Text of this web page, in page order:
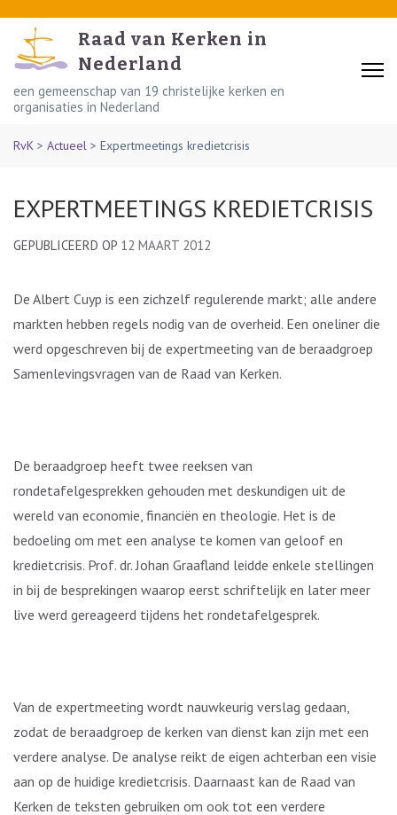
content
(Press
Enter)
Raad van Kerken in
Nederland
een gemeenschap van 19 christelijke kerken en
organisaties in Nederland
RvK > Actueel > Expertmeetings kredietcrisis
EXPERTMEETINGS KREDIETCRISIS
GEPUBLICEERD OP 12 MAART 2012
De Albert Cuyp is een zichzelf regulerende markt; alle andere
markten hebben regels nodig van de overheid. Een oneliner die
werd opgeschreven bij de expertmeeting van de beraadgroep
Samenlevingsvragen van de Raad van Kerken.
De beraadgroep heeft twee reeksen van
rondetafelgesprekken gehouden met deskundigen uit de
wereld van economie, financiën en theologie. Het is de
bedoeling om met een analyse te komen van geloof en
kredietcrisis. Prof. dr. Johan Graafland leidde enkele stellingen
in bij de besprekingen waarop eerst schriftelijk en later meer
live werd gereageerd tijdens het rondetafelgesprek.
Van de expertmeeting wordt nauwkeurig verslag gedaan,
zodat de beraadgroep de kerken van dienst kan zijn met een
verdere analyse. De analyse reikt de eigen achterban een visie
aan op de huidige kredietcrisis. Daarnaast kan de Raad van
Kerken de teksten gebruiken om ook tot een verdere